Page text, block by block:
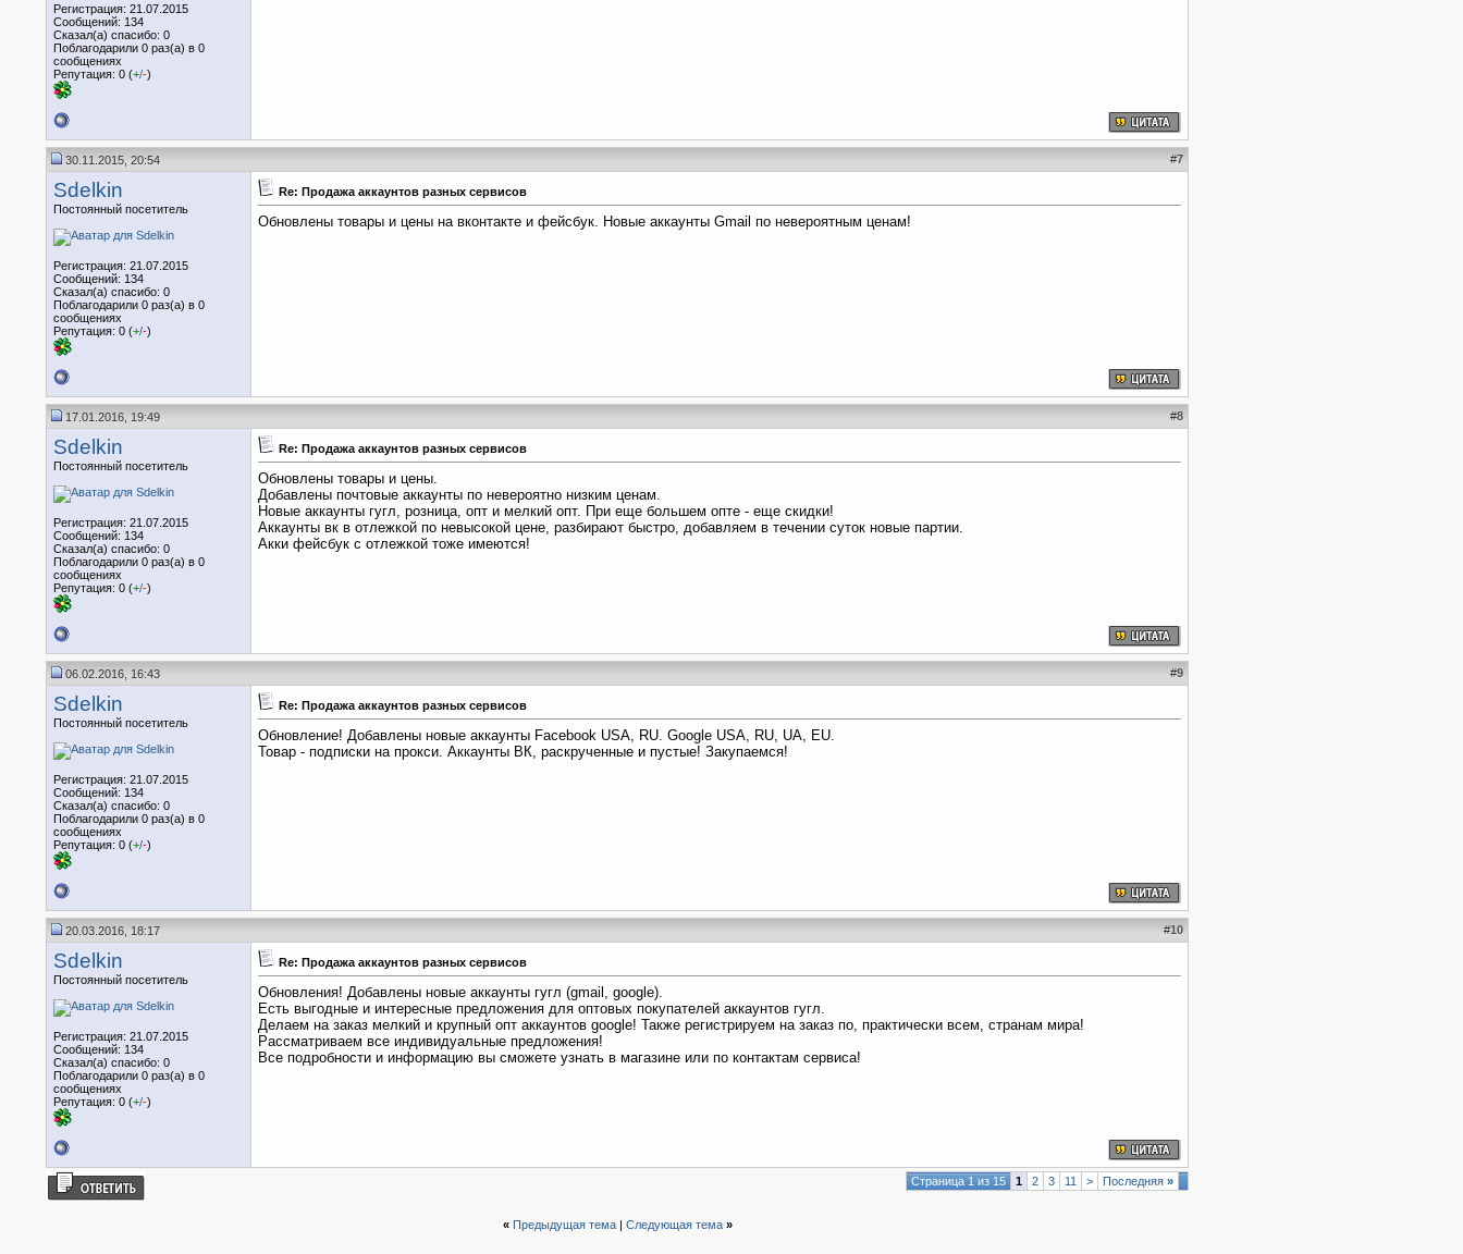
Регистрация: 21.07.2015
Сообщений: 134
Сказал(а) спасибо: 0
Поблагодарили 0 раз(а) в 0
сообщениях
Репутация: 0 (+/-)
30.11.2015, 20:54 #7
Sdelkin
Постоянный посетитель
Регистрация: 21.07.2015
Сообщений: 134
Сказал(а) спасибо: 0
Поблагодарили 0 раз(а) в 0
сообщениях
Репутация: 0 (+/-)
Re: Продажа аккаунтов разных сервисов
Обновлены товары и цены на вконтакте и фейсбук. Новые аккаунты Gmail по невероятным ценам!
17.01.2016, 19:49 #8
Sdelkin
Постоянный посетитель
Регистрация: 21.07.2015
Сообщений: 134
Сказал(а) спасибо: 0
Поблагодарили 0 раз(а) в 0
сообщениях
Репутация: 0 (+/-)
Re: Продажа аккаунтов разных сервисов
Обновлены товары и цены.
Добавлены почтовые аккаунты по невероятно низким ценам.
Новые аккаунты гугл, розница, опт и мелкий опт. При еще большем опте - еще скидки!
Аккаунты вк в отлежкой по невысокой цене, разбирают быстро, добавляем в течении суток новые партии.
Акки фейсбук с отлежкой тоже имеются!
06.02.2016, 16:43 #9
Sdelkin
Постоянный посетитель
Регистрация: 21.07.2015
Сообщений: 134
Сказал(а) спасибо: 0
Поблагодарили 0 раз(а) в 0
сообщениях
Репутация: 0 (+/-)
Re: Продажа аккаунтов разных сервисов
Обновление! Добавлены новые аккаунты Facebook USA, RU. Google USA, RU, UA, EU.
Товар - подписки на прокси. Аккаунты ВК, раскрученные и пустые! Закупаемся!
20.03.2016, 18:17 #10
Sdelkin
Постоянный посетитель
Регистрация: 21.07.2015
Сообщений: 134
Сказал(а) спасибо: 0
Поблагодарили 0 раз(а) в 0
сообщениях
Репутация: 0 (+/-)
Re: Продажа аккаунтов разных сервисов
Обновления! Добавлены новые аккаунты гугл (gmail, google).
Есть выгодные и интересные предложения для оптовых покупателей аккаунтов гугл.
Делаем на заказ мелкий и крупный опт аккаунтов google! Также регистрируем на заказ по, практически всем, странам мира!
Рассматриваем все индивидуальные предложения!
Все подробности и информацию вы сможете узнать в магазине или по контактам сервиса!
Страница 1 из 15 1 2 3 11 > Последняя »
« Предыдущая тема| Следующая тема »